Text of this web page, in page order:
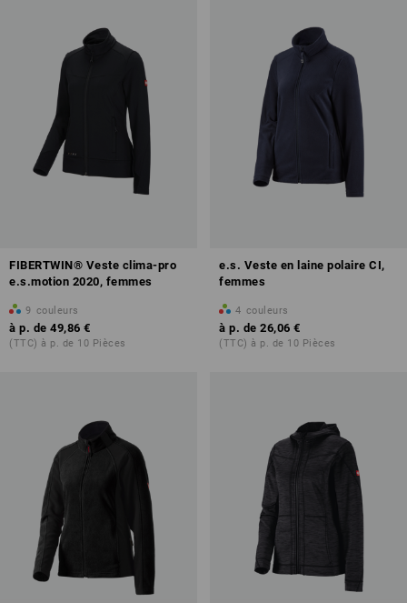
FIBERTWIN® Veste clima-pro
e.s.motion 2020, femmes
9 couleurs
à p. de 49,86 €
(TTC) à p. de 10 Pièces
e.s. Veste en laine polaire CI,
femmes
4 couleurs
à p. de 26,06 €
(TTC) à p. de 10 Pièces